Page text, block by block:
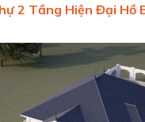
2 Tầng Hiện Đại Hồ